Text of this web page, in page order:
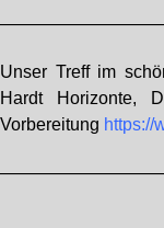
Unser Treff im
Hardt Horizonte,
Vorbereitung https://